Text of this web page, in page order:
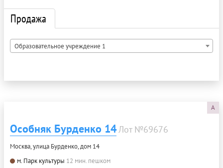
Продажа
Образовательное учреждение 1
A
Особняк Бурденко 14Лот №69676
Москва, улица Бурденко, дом 14
м. Парк культуры 12 мин. пешком